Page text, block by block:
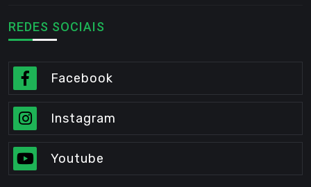
REDES SOCIAIS
Facebook
Instagram
Youtube